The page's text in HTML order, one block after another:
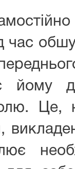
час
йому